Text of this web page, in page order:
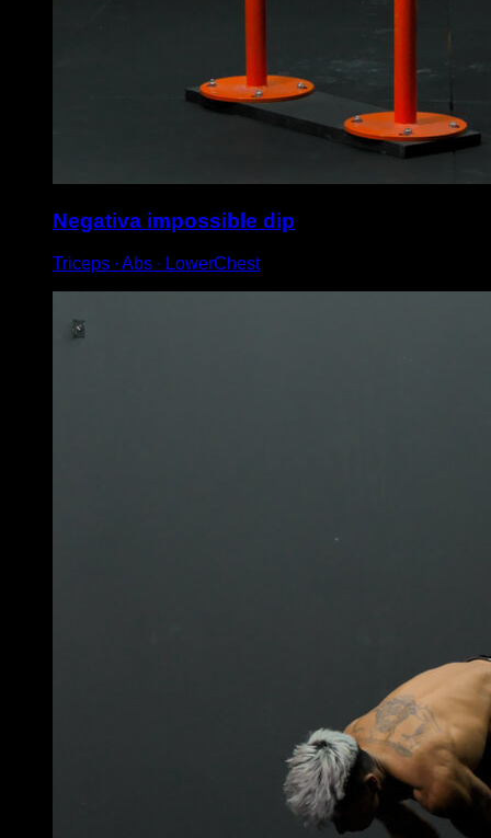
Negativa impossible dip
Triceps ∙ Abs ∙ LowerChest